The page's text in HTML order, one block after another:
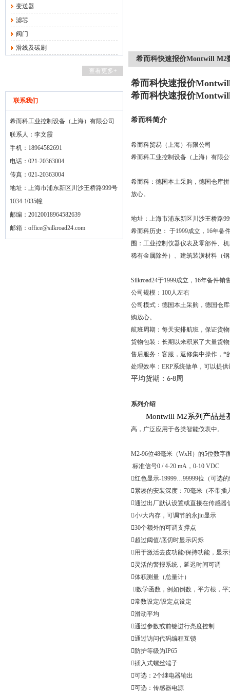
变送器
滤芯
阀门
滑线及碳刷
查看更多+
联系我们
希而科工业控制设备（上海）有限公司
联系人：李文霞
手机：18964582691
电话：021-20363004
传真：021-20363004
地址：上海市浦东新区川沙王桥路999号
1034-1035幢
邮编：20120018964582639
邮箱： office@silkroad24.com
希而科快速报价Montwill M2
希而科快速报价
希而科快速报价
希而科简介
希而科贸易（上海）有限公司
希而科工业控制设备（上海）有限
希而科：德国本土采购，德国仓库
放心。
地址：上海市浦东新区川沙王桥路
希而科历史： 于1999成立， 16年备
围：工业控制仪器仪表及零部件、
稀有金属除外）、建筑装潢材料（
Silkroad24于1999成立， 16年备件销
公司规模： 100人左右
公司模式：德国本土采购，德国仓
购放心。
航班周期：每天安排航班，保证货
货物包装：长期以来积累了大量货
售后服务：客服，返修集中操作，*
处理效率： ERP系统做单，可以提
平均货期： 6-8周
系列介绍
Montwill M2系列产品是
高，广泛应用于各类智能仪表中。
M2-96位48毫米（WxH ）的5位数字
标准信号0 / 4-20 mA ， 0-10 VDC
红色显示-19999…99999位（可选
紧凑的安装深度： 70毫米（不带插
通过出厂默认设置或直接在传感器
小/大内存，可调节的永jiu显示
30个额外的可调支撑点
超过阈值/底切时显示闪烁
用于激活去皮功能/保持功能，显
灵活的警报系统，延迟时间可调
体积测量（总量计）
数学函数，例如倒数，平方根，平
常数设定/设定点设定
滑动平均
通过参数或前键进行亮度控制
通过访问代码编程互锁
防护等级为IP65
插入式螺丝端子
可选： 2个继电器输出
可选：传感器电源